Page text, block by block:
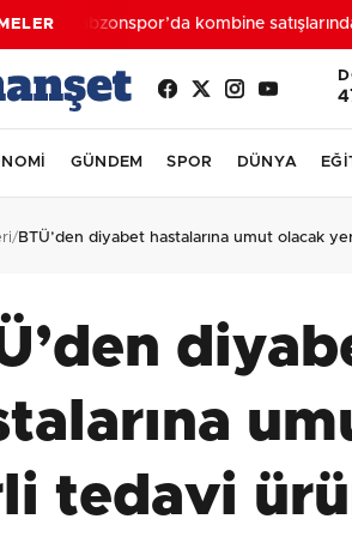
Trabzonspor’da kombine
GÜNDEM SPOR DÜNYA
/BTÜ’den diyabet hastalarına umut olacak
tedavi